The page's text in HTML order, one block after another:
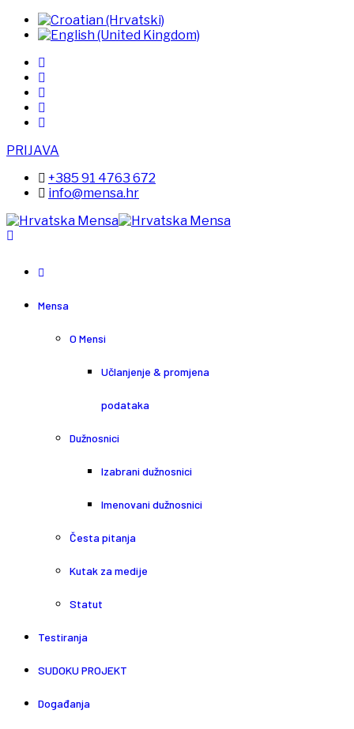
PRIJAVA
+385 91 4763 672
info@mensa.hr
Mensa
O Mensi
Učlanjenje & promjena
podataka
Dužnosnici
Izabrani dužnosnici
Imenovani dužnosnici
Česta pitanja
Kutak za medije
Statut
Testiranja
SUDOKU PROJEKT
Događanja